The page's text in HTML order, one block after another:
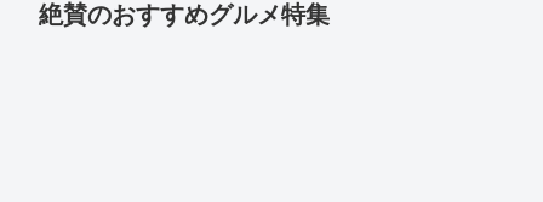
絶賛のおすすめグルメ特集